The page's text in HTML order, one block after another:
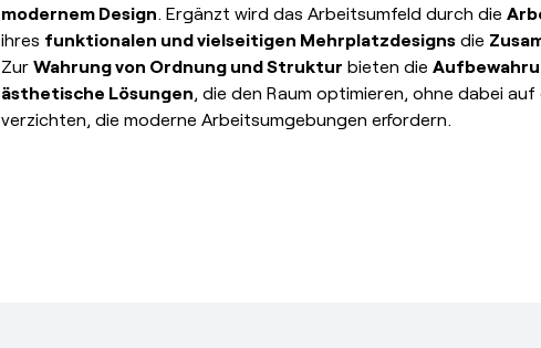
modernem Design. Ergänzt wird das Arbeitsumfeld durch die
ihres funktionalen und vielseitigen Mehrplatzdesignsdie
Zur Wahrung von Ordnung und Struktur bieten die
ästhetische Lösungen, die den Raum optimieren, ohne dabei
verzichten, die moderne Arbeitsumgebungen erfordern.